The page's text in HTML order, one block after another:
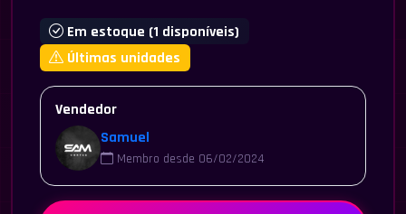
Em estoque (1 disponíveis)
Últimas unidades
Vendedor
Samuel
Membro desde 06/02/2024